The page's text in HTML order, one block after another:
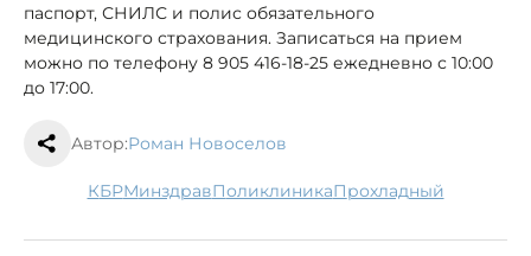
паспорт, СНИЛС и полис обязательного
медицинского страхования. Записаться на прием
можно по телефону 8 905 416-18-25 ежедневно с 10:00
до 17:00.
Автор:Роман Новоселов
КБР минздрав поликлиника Прохладный